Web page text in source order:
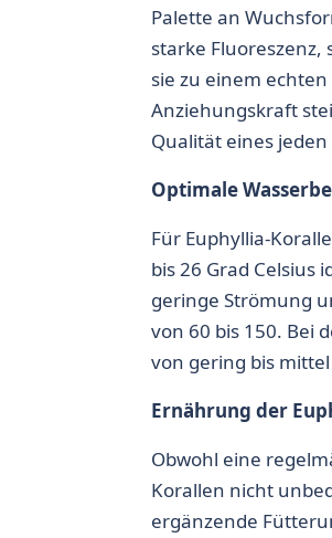
Palette an
starke Fluoreszenz,
sie zu einem
Anziehungskraft
Qualität eines
Optimale
Für Euphyllia-
bis 26 Grad Celsius
geringe Strömung
von 60 bis 150. Bei
von gering bis
Ernährung der
Obwohl eine
Korallen nicht
ergänzende